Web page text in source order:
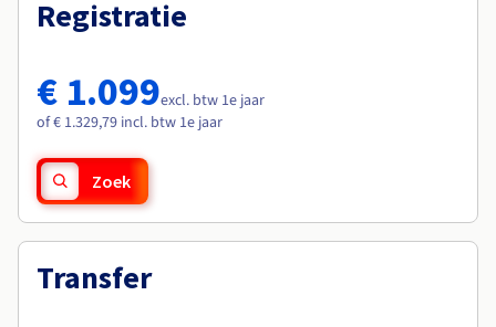
Tarieven
Roadmap & Changelog
Monitoring
Roadmap & Changelog
Roadmap & Changelog
Roadmap & Changelog
Roadmap & Changelog
Registratie
€ 1.099excl. btw 1e jaar
of € 1.329,79 incl. btw 1e jaar
Zoek
Transfer